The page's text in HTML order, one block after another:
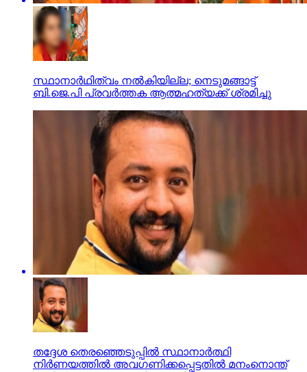
സ്ഥാനാര്‍ഥിത്വം നല്‍കിയില്ല; നെടുമങ്ങാട്ട്
ബി.ജെ.പി പ്രവര്‍ത്തക ആത്മഹത്യക്ക് ശ്രമിച്ചു
തദ്ദേശ തെരഞ്ഞെടുപ്പില്‍ സ്ഥാനാര്‍ത്ഥി
നിര്‍ണയത്തില്‍ അവഗണിക്കപ്പെട്ടതില്‍ മനംനൊന്ത്